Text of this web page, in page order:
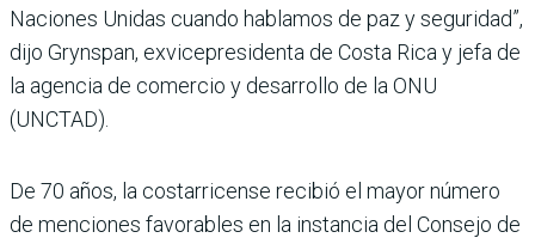
Naciones Unidas cuando hablamos de paz y seguridad”,
dijo Grynspan, exvicepresidenta de Costa Rica y jefa de
la agencia de comercio y desarrollo de la ONU
(UNCTAD).
De 70 años, la costarricense recibió el mayor número
de menciones favorables en la instancia del Consejo de